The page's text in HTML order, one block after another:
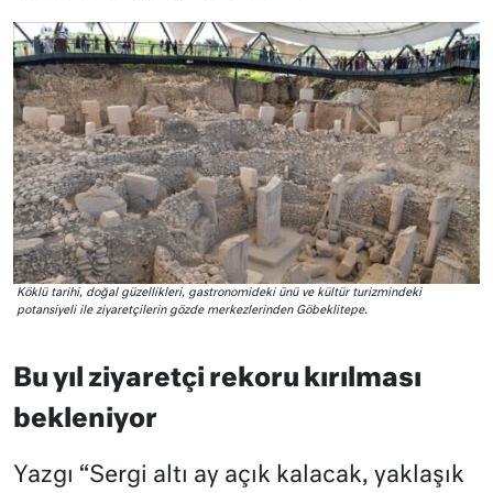
Köklü tarihi, doğal güzellikleri, gastronomideki ünü ve kültür turizmindeki
potansiyeli ile ziyaretçilerin gözde merkezlerinden Göbeklitepe.
Bu yıl ziyaretçi rekoru kırılması
bekleniyor
Yazgı “Sergi altı ay açık kalacak, yaklaşık